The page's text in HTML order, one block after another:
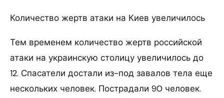
Количество жертв атаки на Киев увеличилось
Тем временем количество жертв российской
атаки на украинскую столицу увеличилось до
12. Спасатели достали из-под завалов тела еще
нескольких человек. Пострадали 90 человек.